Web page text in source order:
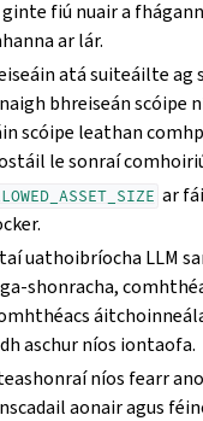
fiú nuair a
ar lár.
atá suiteáilte ag
bhreiseán scóipe
scóipe leathan
le sonraí
ar
uathoibríocha LLM
shonracha,
aschur níos iontaofa.
níos fearr
aonair agus